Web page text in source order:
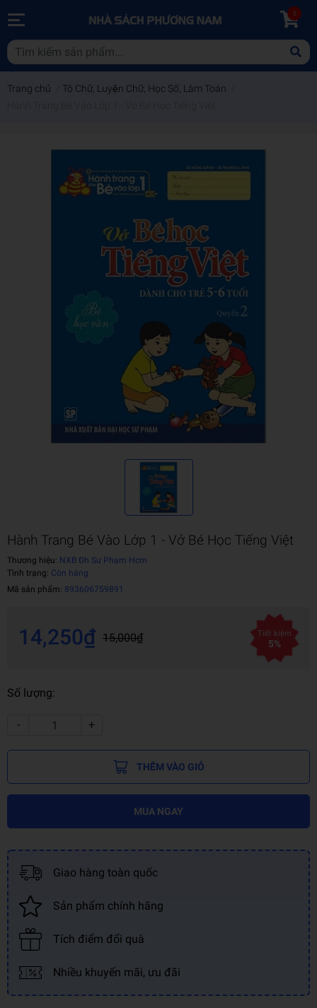
0
Trang chủ Tô Chữ, Luyện Chữ, Học Số, Làm Toán
Hành Trang Bé Vào Lớp 1 - Vở Bé Học Tiếng Việt
Thương hiệu: NXB Đh Sư Phạm Hcm
Tình trạng: Còn hàng
Mã sản phẩm: 893606759891
14,250₫ 15,000₫ Tiết kiệm
5%
Số lượng:
- +
THÊM VÀO GIỎ
MUA NGAY
Giao hàng toàn quốc
Sản phẩm chính hãng
Tích điểm đổi quà
Nhiều khuyến mãi, ưu đãi